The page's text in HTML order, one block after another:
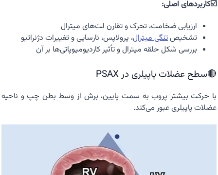
☑️کاربردهای اصلی:
ارزیابی ضخامت، تحرک و تقارن لت‌های میترال
تشخیصتنگی میترال، پرولاپس، نارسایی و تغییرات دژنراتیو
بررسی شکل حلقه میترال و تأثیر کاردیومیوپاتی‌ها بر آن
🔴سطح عضلات پاپیلری در PSAX
با حرکت بیشتر پروب به سمت پایین، برش از وسط بطن چپ و ناحیه
عضلات پاپیلری عبور می‌کند.